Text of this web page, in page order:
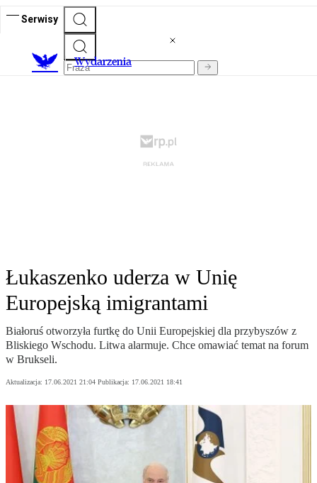
Serwisy
Wydarzenia
Łukaszenko uderza w Unię
Europejską imigrantami
Białoruś otworzyła furtkę do Unii Europejskiej dla przybyszów z
Bliskiego Wschodu. Litwa alarmuje. Chce omawiać temat na forum
w Brukseli.
Aktualizacja: 17.06.2021 21:04 Publikacja: 17.06.2021 18:41